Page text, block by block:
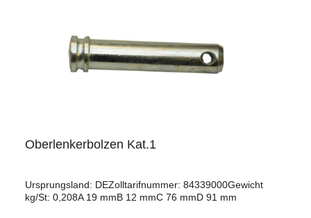
Oberlenkerbolzen Kat.1
Ursprungsland: DEZolltarifnummer: 84339000Gewicht
kg/St: 0,208A 19 mmB 12 mmC 76 mmD 91 mm